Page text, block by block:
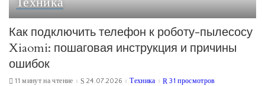
Как подключить телефон к роботу-пылесосу
Xiaomi: пошаговая инструкция и причины
ошибок
11 минут на чтение 24.07.2026 Техника 31 просмотров